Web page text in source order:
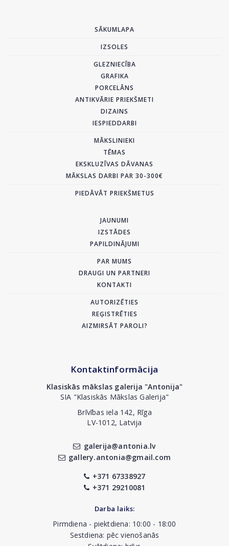
SĀKUMLAPA
IZSOLES
GLEZNIECĪBA
GRAFIKA
PORCELĀNS
ANTIKVĀRIE PRIEKŠMETI
DIZAINS
IESPIEDDARBI
MĀKSLINIEKI
TĒMAS
EKSKLUZĪVAS DĀVANAS
MĀKSLAS DARBI PAR 30-300€
PIEDĀVĀT PRIEKŠMETUS
JAUNUMI
IZSTĀDES
PAPILDINĀJUMI
PAR MUMS
DRAUGI UN PARTNERI
KONTAKTI
AUTORIZĒTIES
REĢISTRĒTIES
AIZMIRSĀT PAROLI?
Kontaktinformācija
Klasiskās mākslas galerija "Antonija"
SIA "Klasiskās Mākslas Galerija"
Brīvības iela 142, Rīga
LV-1012, Latvija
galerija@antonia.lv
gallery.antonia@gmail.com
+371 67338927
+371 29210081
Darba laiks:
Pirmdiena - piektdiena: 10:00 - 18:00
Sestdiena: pēc vienošanās